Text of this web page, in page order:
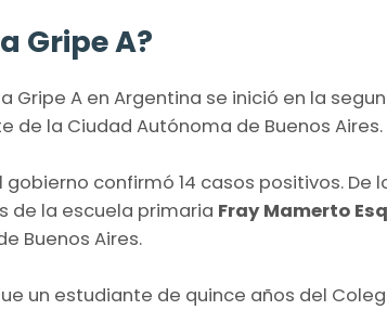
Gripe A?
Gripe A en Argentina se inició en la
de la Ciudad Autónoma de Buenos Aires.
confirmó 14 casos positivos. De
de la escuela primaria Fray Mamerto
Buenos Aires.
un estudiante de quince años del